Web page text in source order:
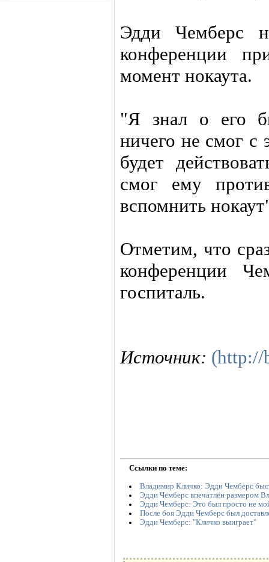
Эдди Чемберс
конференции
момент нокаута.
"Я знал о его
ничего не смог с
будет
смог ему
вспомнить
Отметим, что
конференции
госпиталь.
Источник: (http://
Ссылки по теме:
Владимир Кличко: Эдди Чемберс
Эдди Чемберс впечатлён размером
Эдди Чемберс: Это был просто не
После боя Эдди Чемберс был
Эдди Чемберс: "Кличко выиграет"